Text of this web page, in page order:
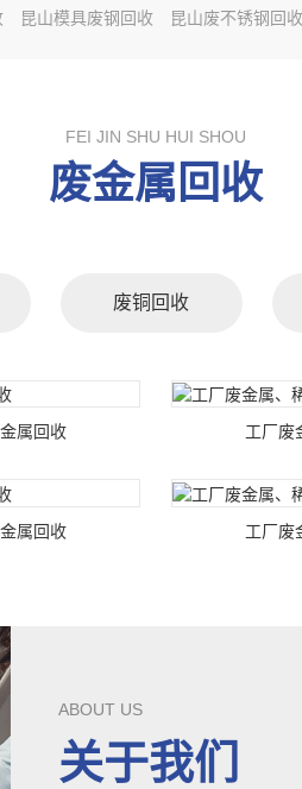
昆山模具废钢回收 昆山废不锈钢回收
FEI JIN SHU HUI SHOU
废金属回收
废铜回收
属回收 工厂废
属回收 工厂废
ABOUT US
关于我们